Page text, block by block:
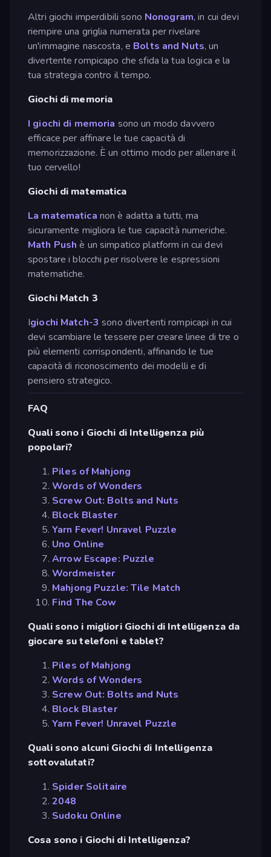
Altri giochi imperdibili sono Nonogram, in cui devi
riempire una griglia numerata per rivelare
un'immagine nascosta, e Bolts and Nuts, un
divertente rompicapo che sfida la tua logica e la
tua strategia contro il tempo.
Giochi di memoria
I giochi di memoria sono un modo davvero
efficace per affinare le tue capacità di
memorizzazione. È un ottimo modo per allenare il
tuo cervello!
Giochi di matematica
La matematica non è adatta a tutti, ma
sicuramente migliora le tue capacità numeriche.
Math Push è un simpatico platform in cui devi
spostare i blocchi per risolvere le espressioni
matematiche.
Giochi Match 3
Igiochi Match-3 sono divertenti rompicapi in cui
devi scambiare le tessere per creare linee di tre o
più elementi corrispondenti, affinando le tue
capacità di riconoscimento dei modelli e di
pensiero strategico.
FAQ
Quali sono i Giochi di Intelligenza più
popolari?
Piles of Mahjong
Words of Wonders
Screw Out: Bolts and Nuts
Block Blaster
Yarn Fever! Unravel Puzzle
Uno Online
Arrow Escape: Puzzle
Wordmeister
Mahjong Puzzle: Tile Match
Find The Cow
Quali sono i migliori Giochi di Intelligenza da
giocare su telefoni e tablet?
Piles of Mahjong
Words of Wonders
Screw Out: Bolts and Nuts
Block Blaster
Yarn Fever! Unravel Puzzle
Quali sono alcuni Giochi di Intelligenza
sottovalutati?
Spider Solitaire
2048
Sudoku Online
Cosa sono i Giochi di Intelligenza?